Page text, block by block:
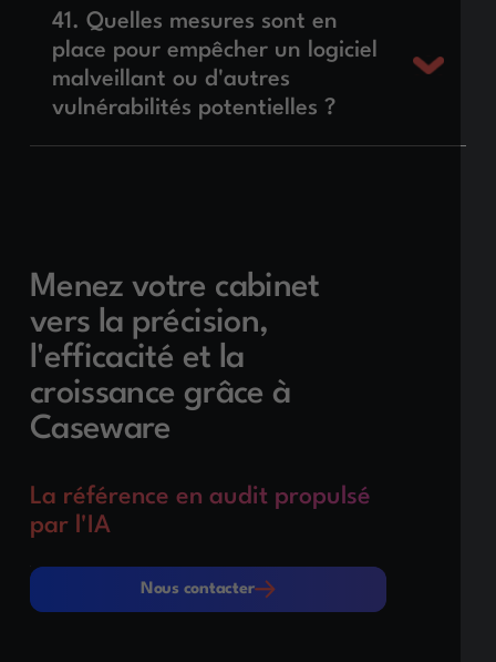
41. Quelles mesures sont en
place pour empêcher un logiciel
malveillant ou d'autres
vulnérabilités potentielles ?
Menez votre cabinet
vers la précision,
l'efficacité et la
croissance grâce à
Caseware
La référence en audit propulsé
par l'IA
Nous contacter
Nous contacter